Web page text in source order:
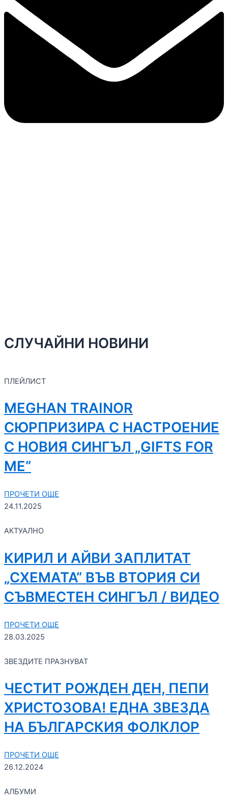
СЛУЧАЙНИ НОВИНИ
ПЛЕЙЛИСТ
MEGHAN TRAINOR
СЮРПРИЗИРА С НАСТРОЕНИЕ
С НОВИЯ СИНГЪЛ „GIFTS FOR
ME“
ПРОЧЕТИ ОЩЕ
24.11.2025
АКТУАЛНО
КИРИЛ И АЙВИ ЗАПЛИТАТ
„СХЕМАТА“ ВЪВ ВТОРИЯ СИ
СЪВМЕСТЕН СИНГЪЛ / ВИДЕО
ПРОЧЕТИ ОЩЕ
28.03.2025
ЗВЕЗДИТЕ ПРАЗНУВАТ
ЧЕСТИТ РОЖДЕН ДЕН, ПЕПИ
ХРИСТОЗОВА! ЕДНА ЗВЕЗДА
НА БЪЛГАРСКИЯ ФОЛКЛОР
ПРОЧЕТИ ОЩЕ
26.12.2024
АЛБУМИ